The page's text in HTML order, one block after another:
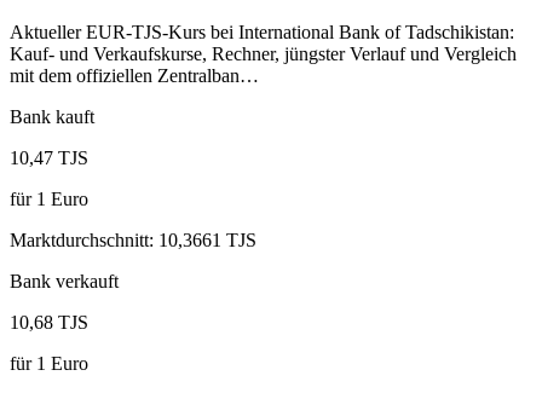
Aktueller EUR-TJS-Kurs bei International Bank of Tadschikistan:
Kauf- und Verkaufskurse, Rechner, jüngster Verlauf und Vergleich
mit dem offiziellen Zentralban…
Bank kauft
10,47 TJS
für1 Euro
Marktdurchschnitt: 10,3661 TJS
Bank verkauft
10,68 TJS
für1 Euro